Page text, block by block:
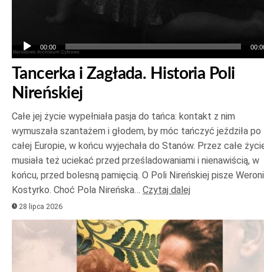
00:00
Tancerka i Zagłada. Historia Poli
Nireńskiej
Całe jej życie wypełniała pasja do tańca: kontakt z nim
wymuszała szantażem i głodem, by móc tańczyć jeździła po
całej Europie, w końcu wyjechała do Stanów. Przez całe
musiała też uciekać przed prześladowaniami i nienawiścią, w
końcu, przed bolesną pamięcią. O Poli Nireńskiej pisze
Kostyrko. Choć Pola Nireńska… Czytaj dalej
28 lipca 2026
plików